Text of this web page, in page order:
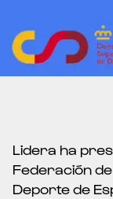
Lidera ha
Federación
Deporte de